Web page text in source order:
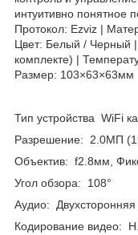
интуитивно понятное
Протокол: Ezviz |
Цвет: Белый / Черный
комплекте) |
Размер: 103×63×63мм
Тип устройства WiFi
Разрешение: 2.0МП
Объектив: f2.8мм,
Угол обзора: 108°
Аудио:
Кодирование видео: